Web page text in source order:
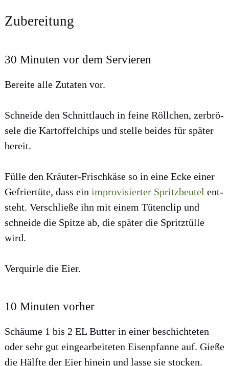
Zubereitung
30 Minuten vor dem Servieren
Berei­te alle Zuta­ten vor.
Schnei­de den Schnitt­lauch in fei­ne Röll­chen, zer­brö­
se­le die Kar­tof­fel­chips und stel­le bei­des für spä­ter
bereit.
Fül­le den Kräu­ter-Frisch­kä­se so in eine Ecke einer
Gefrier­tü­te, dass ein impro­vi­sier­ter Spritz­beu­tel ent­
steht. Ver­schlie­ße ihn mit einem Tüten­clip und
schnei­de die Spit­ze ab, die spä­ter die Spritz­tül­le
wird.
Ver­quir­le die Eier.
10 Minuten vorher
Schäu­me 1 bis 2 EL But­ter in einer beschich­te­ten
oder sehr gut ein­ge­ar­bei­te­ten Eisen­pfan­ne auf. Gie­ße
die Hälf­te der Eier hin­ein und las­se sie sto­cken.